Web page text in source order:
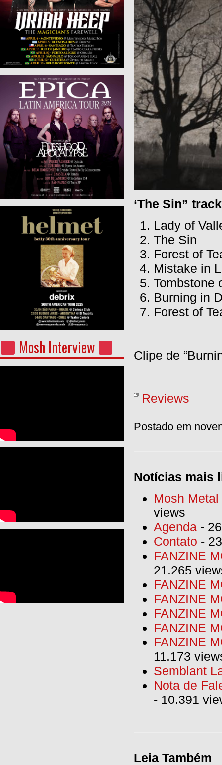
Mosh Interview
‘The Sin”
Lady of
The Sin
Forest of
Mistake in
Tombstone
Burning in
Forest of
Clipe de
Reviews
Postado em
Notícias mais
Mosh
views
Agenda -
Contato -
FANZINE
21.265
FANZINE
FANZINE
FANZINE
FANZINE
FANZINE
11.173
Semblant
Nota de
- 10.391
Leia Também